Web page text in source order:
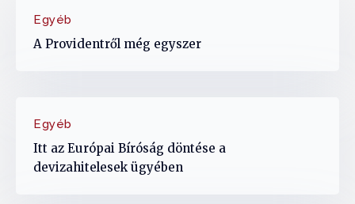
Egyéb
A Providentről még egyszer
Egyéb
Itt az Európai Bíróság döntése a
devizahitelesek ügyében